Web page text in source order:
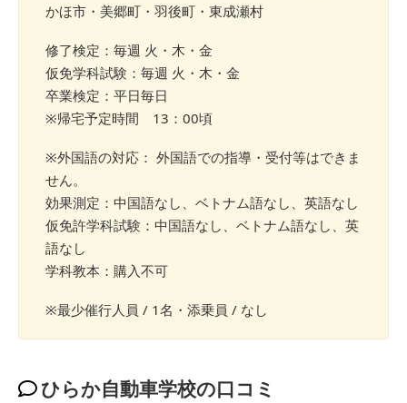
かほ市・美郷町・羽後町・東成瀬村
修了検定：毎週 火・木・金
仮免学科試験：毎週 火・木・金
卒業検定：平日毎日
※帰宅予定時間 13：00頃
※外国語の対応： 外国語での指導・受付等はできま
せん。
効果測定：中国語なし、ベトナム語なし、英語なし
仮免許学科試験：中国語なし、ベトナム語なし、英
語なし
学科教本：購入不可
※最少催行人員 / 1名・添乗員 / なし
ひらか自動車学校の口コミ